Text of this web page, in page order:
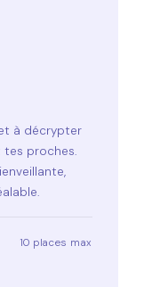
à décrypter
tes proches.
10 places max